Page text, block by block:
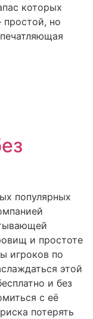
которых
но
популярных
и простоте
игроков по
этой
и без
с её
потерять